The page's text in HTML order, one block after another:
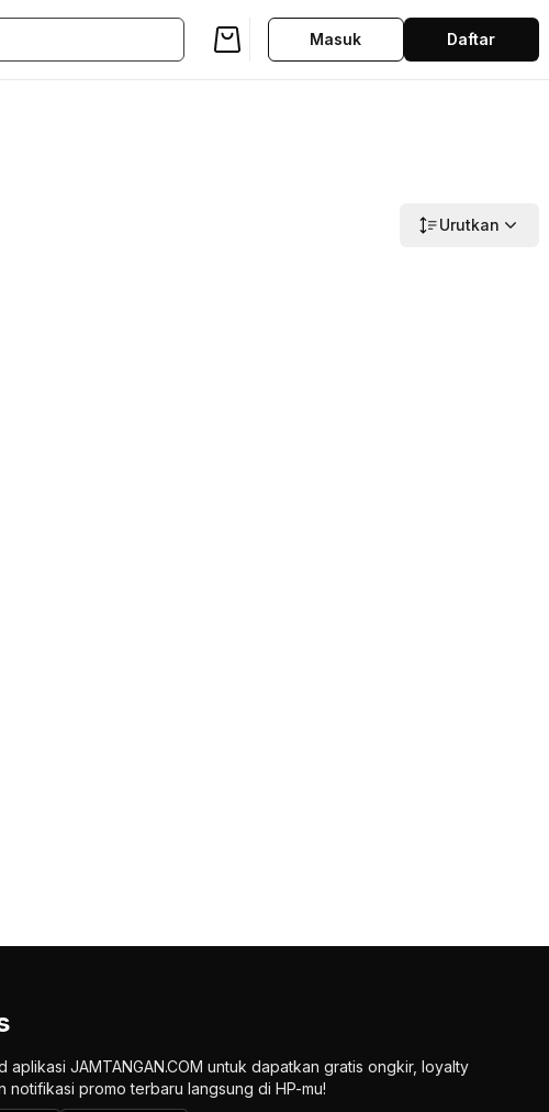
aplikasi JAMTANGAN.COM untuk dapatkan gratis ongkir, loyalty
notifikasi promo terbaru langsung di HP-mu!
Masuk Daftar
Urutkan